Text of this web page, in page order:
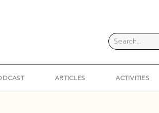
ARTICLES ACTIVITIES